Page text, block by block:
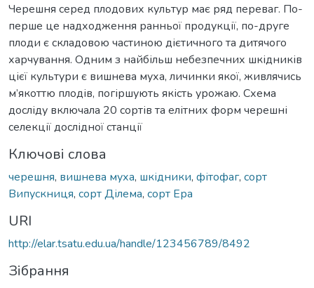
Черешня серед плодових культур має ряд переваг. По-
перше це надходження ранньої продукції, по-друге
плоди є складовою частиною дієтичного та дитячого
харчування. Одним з найбільш небезпечних шкідників
цієї культури є вишнева муха, личинки якої, живлячись
м’якоттю плодів, погіршують якість урожаю. Схема
досліду включала 20 сортів та елітних форм черешні
селекції дослідної станції
Ключові слова
черешня, вишнева муха, шкідники, фітофаг, сорт
Випускниця, сорт Ділема, сорт Ера
URI
http://elar.tsatu.edu.ua/handle/123456789/8492
Зібрання